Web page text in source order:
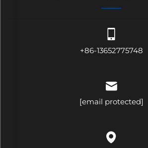
+86-13652775748
[email protected]